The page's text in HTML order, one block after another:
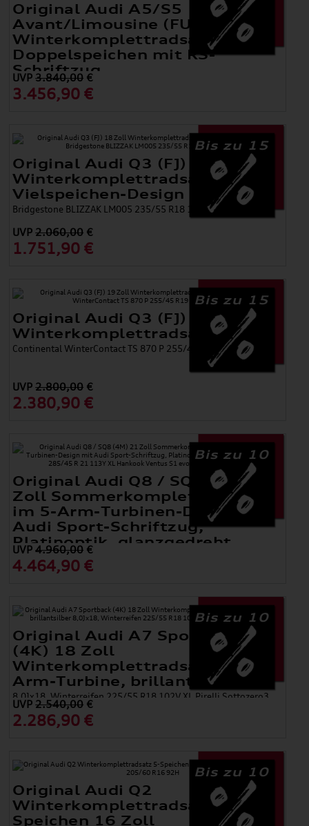
Original Audi A5/S5
Avant/Limousine (FU) 19 Zoll
Winterkomplettradsatz 5-
Doppelspeichen mit RS-
Schriftzug
Bridgestone BLIZZAK LM005 245/40 R19 98H XL 8,5Jx19 ET 46
UVP3.840,00 €
3.456,90 €
Bis zu 15
Original Audi Q3 (FJ) 18 Zoll
Winterkomplettradsatz
Vielspeichen-Design
Bridgestone BLIZZAK LM005 235/55 R18 100V 8,0Jx18
UVP2.060,00 €
1.751,90 €
Bis zu 15
Original Audi Q3 (FJ) 19 Zoll
Winterkomplettradsatz 5-Arm
Continental WinterContact TS 870 P 255/45 R19 8,5Jx19 ET 38
UVP2.800,00 €
2.380,90 €
Bis zu 10
Original Audi Q8 / SQ8 (4M) 21
Zoll Sommerkomplettradsatz
im 5-Arm-Turbinen-Design mit
Audi Sport-Schriftzug,
Platinoptik, glanzgedreht
10 J x 21, 285/45 R 21 113Y XL Hankook Ventus S1 evo³ SUV
(K127A) AO
UVP4.960,00 €
4.464,90 €
Bis zu 10
Original Audi A7 Sportback
(4K) 18 Zoll
Winterkomplettradsatz 10-
Arm-Turbine, brillantsilber
8,0Jx18, Winterreifen 225/55 R18 102V XL Pirelli Sottozero3
AO
UVP2.540,00 €
2.286,90 €
Bis zu 10
Original Audi Q2
Winterkomplettradsatz 5-
Speichen 16 Zoll